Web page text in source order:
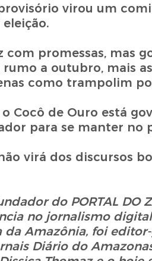
virou um
promessas, mas
a outubro, mais
como trampolim
Cocô de Ouro está
para se manter no
virá dos discursos
do PORTAL DO
no jornalismo
Amazônia, foi
Diário do